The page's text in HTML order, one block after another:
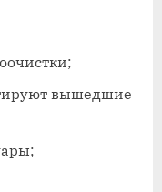
вышедшие